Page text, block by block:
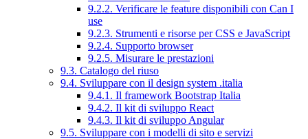
9.2.2. Verificare le feature disponibili con Can I
use
9.2.3. Strumenti e risorse per CSS e JavaScript
9.2.4. Supporto browser
9.2.5. Misurare le prestazioni
9.3. Catalogo del riuso
9.4. Sviluppare con il design system .italia
9.4.1. Il framework Bootstrap Italia
9.4.2. Il kit di sviluppo React
9.4.3. Il kit di sviluppo Angular
9.5. Sviluppare con i modelli di sito e servizi